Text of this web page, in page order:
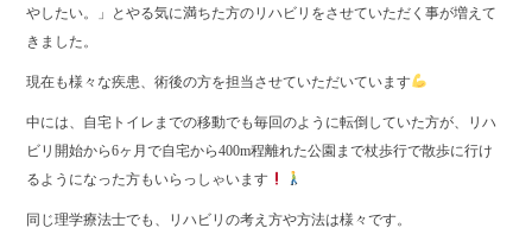
やしたい。」とやる気に満ちた方のリハビリをさせていただく事が増えて
きました。
現在も様々な疾患、術後の方を担当させていただいています
中には、自宅トイレまでの移動でも毎回のように転倒していた方が、リハ
ビリ開始から6ヶ月で自宅から400m程離れた公園まで杖歩行で散歩に行け
るようになった方もいらっしゃいます
同じ理学療法士でも、リハビリの考え方や方法は様々です。